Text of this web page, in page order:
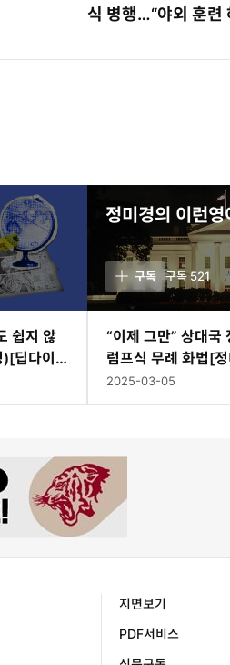
식 병행…“야외 훈련
쉽지 않
딥다이
정미경의 이런
구독 구독521
“이제 그만” 상대국
럼프식 무례 화법[
미국]
2025-03-05
지면보기
PDF서비스